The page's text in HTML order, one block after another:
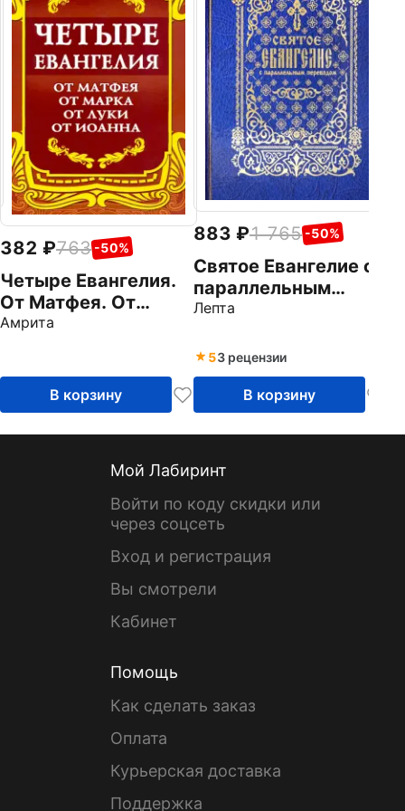
382 763 -50%
Четыре Евангелия.
От Матфея. От
Марка. От Луки. От
Амрита
В корзину
883 1 765 -50%
Святое Евангелие с
параллельным
переводом
Лепта
53 рецензии
В корзину
Мой Лабиринт
Войти по коду скидки или
через соцсеть
Вход и регистрация
Вы смотрели
Кабинет
Помощь
Как сделать заказ
Оплата
Курьерская доставка
Поддержка